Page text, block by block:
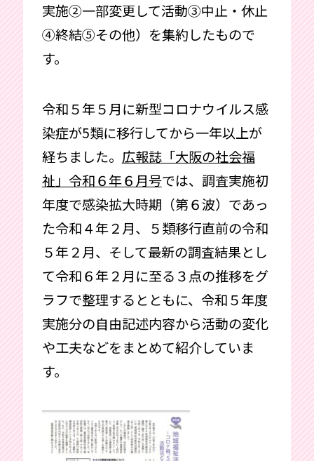
実施②一部変更して活動③中止・休止
④終結⑤その他）を集約したもので
す。
令和５年５月に新型コロナウイルス感
染症が5類に移行してから一年以上が
経ちました。 広報誌「大阪の社会福
祉」令和６年６月号では、調査実施初
年度で感染拡大時期（第６波）であっ
た令和４年２月、５類移行直前の令和
５年２月、そして最新の調査結果とし
て令和６年２月に至る３点の推移をグ
ラフで整理するとともに、令和５年度
実施分の自由記述内容から活動の変化
や工夫などをまとめて紹介していま
す。